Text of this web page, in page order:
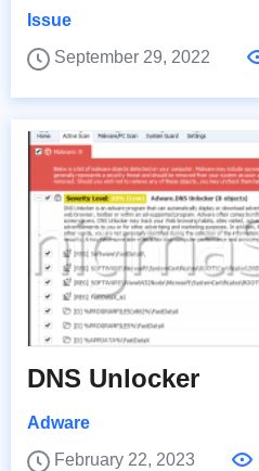
Issue
September 29, 2022
DNS Unlocker
Adware
February 22, 2023